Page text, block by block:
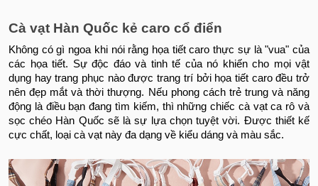
Cà vạt Hàn Quốc kẻ caro cổ điển
Không có gì ngoa khi nói rằng họa tiết caro thực sự là "vua" của
các họa tiết. Sự độc đáo và tinh tế của nó khiến cho mọi vật
dụng hay trang phục nào được trang trí bởi họa tiết caro đều trở
nên đẹp mắt và thời thượng. Nếu phong cách trẻ trung và năng
động là điều bạn đang tìm kiếm, thì những chiếc cà vạt ca rô và
sọc chéo Hàn Quốc sẽ là sự lựa chọn tuyệt vời. Được thiết kế
cực chất, loại cà vạt này đa dạng về kiểu dáng và màu sắc.